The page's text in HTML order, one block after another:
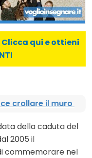
qui e ottieni
crollare il muro
della caduta del
2005 il
commemorare nel